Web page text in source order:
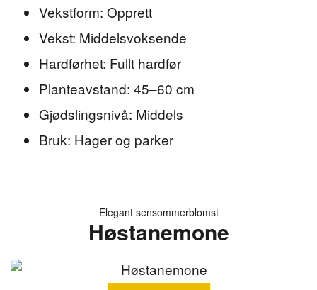
Vekstform: Opprett
Vekst: Middelsvoksende
Hardførhet: Fullt hardfør
Planteavstand: 45–60 cm
Gjødslingsnivå: Middels
Bruk: Hager og parker
Elegant sensommerblomst
Høstanemone